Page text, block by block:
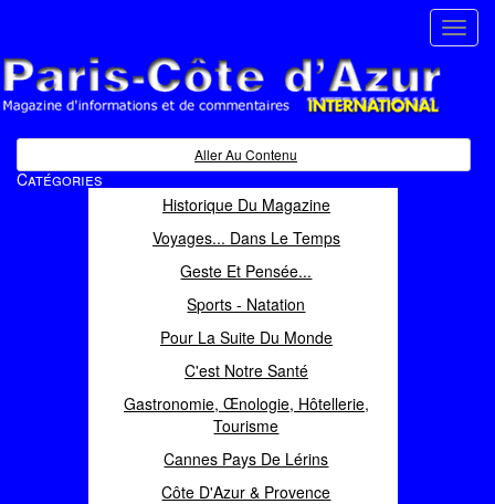
Magazine d'informations et de commentaires
Aller Au Contenu
Catégories
Historique Du Magazine
Voyages... Dans Le Temps
Geste Et Pensée...
Sports - Natation
Pour La Suite Du Monde
C'est Notre Santé
Gastronomie, Œnologie, Hôtellerie,
Tourisme
Cannes Pays De Lérins
Côte D'Azur & Provence